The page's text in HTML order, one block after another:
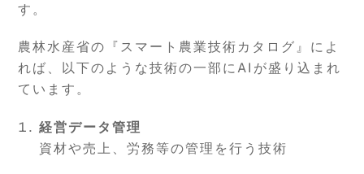
す。
農林水産省の『スマート農業技術カタログ』によ
れば、以下のような技術の一部にAIが盛り込まれ
ています。
経営データ管理
資材や売上、労務等の管理を行う技術